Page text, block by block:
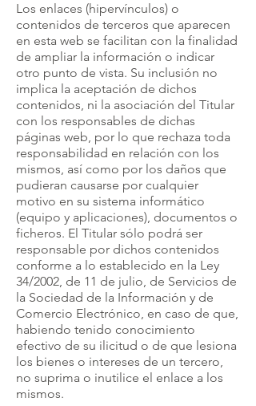
Los enlaces (hipervínculos) o
contenidos de terceros que aparecen
en esta web se facilitan con la finalidad
de ampliar la información o indicar
otro punto de vista. Su inclusión no
implica la aceptación de dichos
contenidos, ni la asociación del Titular
con los responsables de dichas
páginas web, por lo que rechaza toda
responsabilidad en relación con los
mismos, así como por los daños que
pudieran causarse por cualquier
motivo en su sistema informático
(equipo y aplicaciones), documentos o
ficheros. El Titular sólo podrá ser
responsable por dichos contenidos
conforme a lo establecido en la Ley
34/2002, de 11 de julio, de Servicios de
la Sociedad de la Información y de
Comercio Electrónico, en caso de que,
habiendo tenido conocimiento
efectivo de su ilicitud o de que lesiona
los bienes o intereses de un tercero,
no suprima o inutilice el enlace a los
mismos.